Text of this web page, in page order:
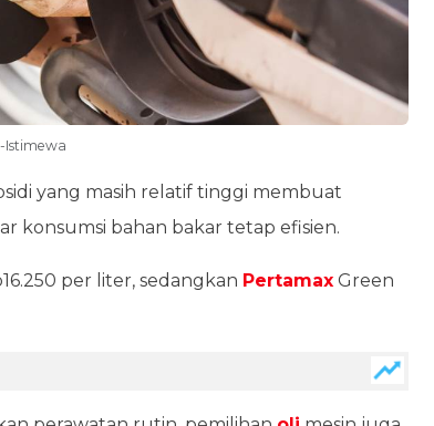
Istimewa
yang masih relatif tinggi membuat
konsumsi bahan bakar tetap efisien.
per liter, sedangkan Pertamax Green